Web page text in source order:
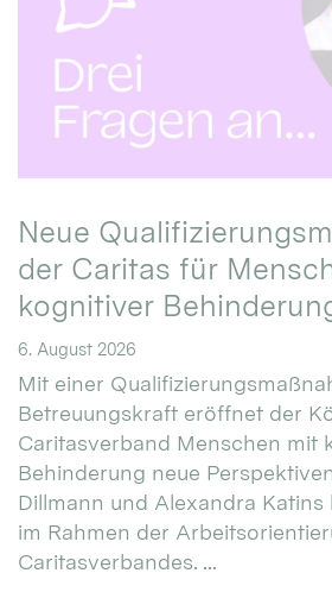
Neue
der Caritas für
kognitiver
6. August 2026
Mit einer
Betreuungskraft eröffnet der
Caritasverband Menschen mit
Behinderung neue
Dillmann und Alexandra
im Rahmen der
Caritasverbandes. ...